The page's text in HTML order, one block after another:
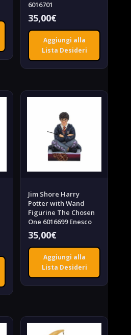
6016701
35,00€
Aggiungi alla
Lista Desideri
Jim Shore Harry
Potter with Wand
Figurine The Chosen
One 6016699 Enesco
35,00€
Aggiungi alla
Lista Desideri